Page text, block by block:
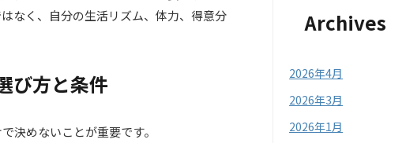
なく、自分の生活リズム、体力、得意分
び方と条件
決めないことが重要です。
Archives
2026年4月
2026年3月
2026年1月